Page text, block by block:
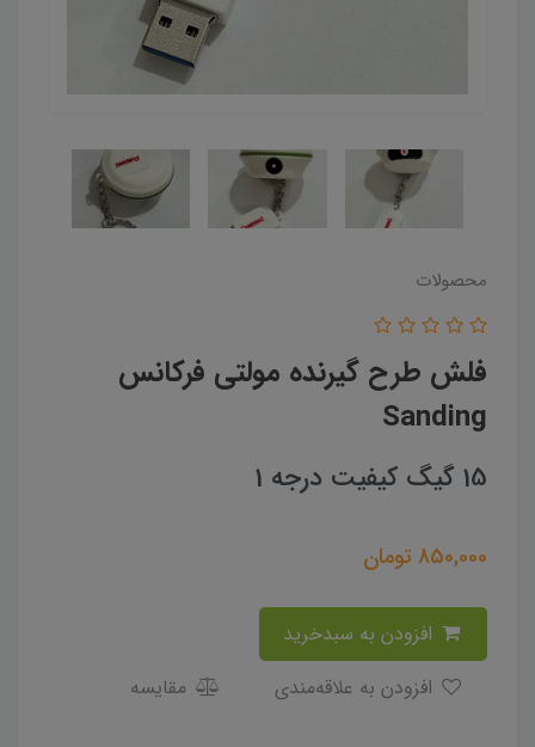
محصولات
فلش طرح گیرنده مولتی فرکانس
Sanding
15 گیگ کیفیت درجه 1
850,000 تومان
مقایسه